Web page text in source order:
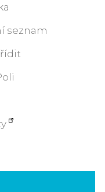
seznam